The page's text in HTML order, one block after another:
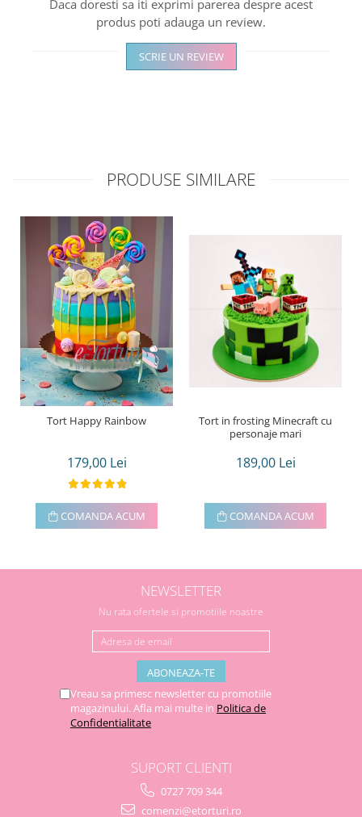
Daca doresti sa iti exprimi parerea despre acest
produs poti adauga un review.
SCRIE UN REVIEW
PRODUSE SIMILARE
Tort Happy Rainbow
179,00 Lei
COMANDA ACUM
Tort in frosting Minecraft cu
personaje mari
189,00 Lei
COMANDA ACUM
NEWSLETTER
Nu rata ofertele si promotiile noastre
Vreau sa primesc newsletter cu promotiile
magazinului. Afla mai multe in Politica de
Confidentialitate
SUPORT CLIENTI
0727 709 344
comenzi@etorturi.ro